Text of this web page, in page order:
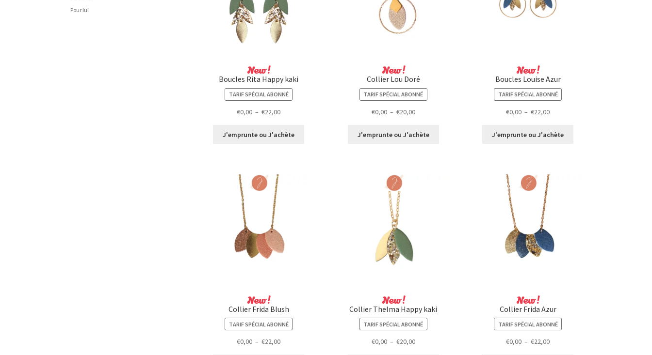
New !
Boucles Rita Happy kaki
TARIF SPÉCIAL ABONNÉ
€0,00 – €22,00Plage
prix :
J'emprunte ou J'achète
New !
Collier Lou Doré
TARIF SPÉCIAL ABONNÉ
€0,00 – €20,00Plage
prix :
J'emprunte ou J'achète
New !
Boucles Louise Azur
TARIF SPÉCIAL ABONNÉ
€0,00 – €22,00Plage
prix :
J'emprunte ou J'achète
New !
Collier Frida Blush
TARIF SPÉCIAL ABONNÉ
€0,00 – €22,00Plage
New !
Collier Thelma Happy kaki
TARIF SPÉCIAL ABONNÉ
€0,00 – €20,00Plage
New !
Collier Frida Azur
TARIF SPÉCIAL ABONNÉ
€0,00 – €22,00Plage
Pour lui